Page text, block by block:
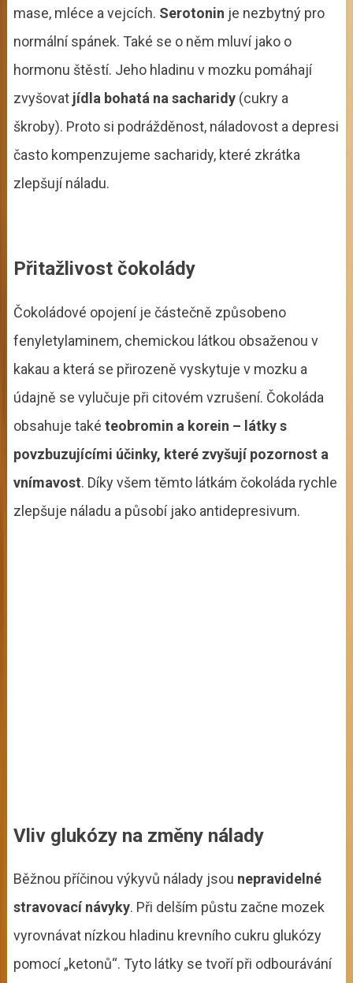
mase, mléce a vejcích. Serotonin je nezbytný pro
normální spánek. Také se o něm mluví jako o
hormonu štěstí. Jeho hladinu v mozku pomáhají
zvyšovat jídla bohatá na sacharidy(cukry a
škroby). Proto si podrážděnost, náladovost a depresi
často kompenzujeme sacharidy, které zkrátka
zlepšují náladu.
Přitažlivost čokolády
Čokoládové opojení je částečně způsobeno
fenyletylaminem, chemickou látkou obsaženou v
kakau a která se přirozeně vyskytuje v mozku a
údajně se vylučuje při citovém vzrušení. Čokoláda
obsahuje také teobromin a korein – látky s
povzbuzujícími účinky, které zvyšují pozornost a
vnímavost. Díky všem těmto látkám čokoláda rychle
zlepšuje náladu a působí jako antidepresivum.
Vliv glukózy na změny nálady
Běžnou příčinou výkyvů nálady jsou nepravidelné
stravovací návyky. Při delším půstu začne mozek
vyrovnávat nízkou hladinu krevního cukru glukózy
pomocí „ketonů“. Tyto látky se tvoří při odbourávání